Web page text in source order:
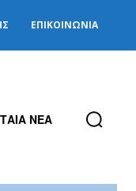
ΕΠΙΚΟΙΝΩΝΊΑ
ΝΕΑ